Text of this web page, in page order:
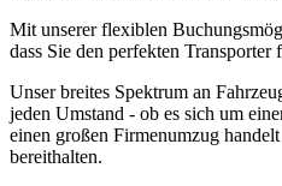
Mit unserer flexiblen
dass Sie den perfekten
Unser breites Spektrum an
jeden Umstand - ob es sich um
einen großen Firmenumzug
bereithalten.